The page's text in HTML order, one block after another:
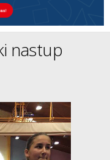
nastup